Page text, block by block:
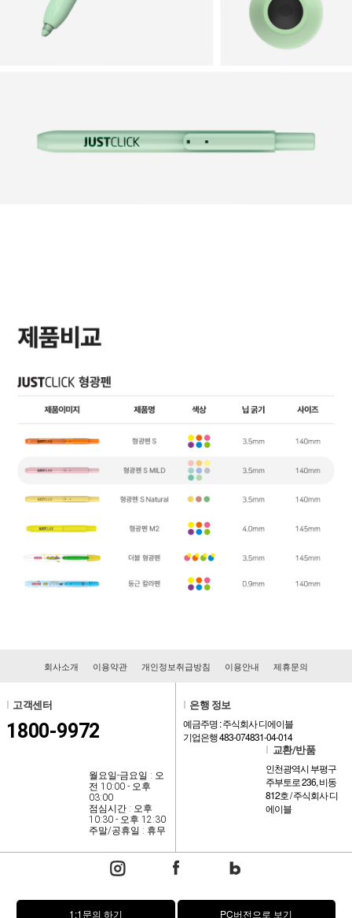
회사소개 이용약관 개인정보취급방침 이용안내 제휴문의
l 고객센터
1800-9972
월요일-금요일 : 오
전 10:00 - 오후
03:00
점심시간 : 오후
10:30 - 오후 12:30
주말/공휴일 : 휴무
l 은행 정보
예금주명 : 주식회사 디에이블
기업은행 483-074831-04-014
l 교환/반품
인천광역시 부평구
주부토로 236, 비동
812호 / 주식회사 디
에이블
1:1문의 하기 PC버전으로 보기